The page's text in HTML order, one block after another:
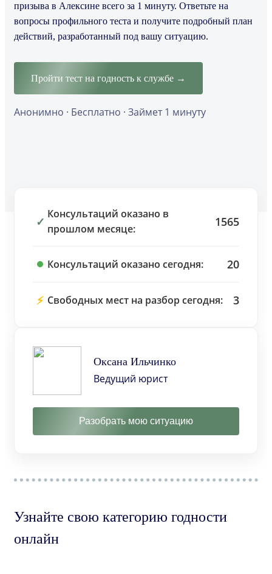
призыва в Алексине всего за 1 минуту. Ответьте на
вопросы профильного теста и получите подробный план
действий, разработанный под вашу ситуацию.
Пройти тест на годность к службе →
Анонимно · Бесплатно · Займет 1 минуту
✓
Консультаций оказано в
прошлом месяце:
1565
Консультаций оказано сегодня: 20
⚡ Свободных мест на разбор сегодня: 3
Оксана Ильчинко
Ведущий юрист
Разобрать мою ситуацию
Узнайте свою категорию годности
онлайн